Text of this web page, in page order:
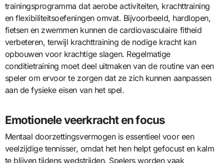
trainingsprogramma dat aerobe activiteiten, krachttraining
en flexibiliteitsoefeningen omvat. Bijvoorbeeld, hardlopen,
fietsen en zwemmen kunnen de cardiovasculaire fitheid
verbeteren, terwijl krachttraining de nodige kracht kan
opbouwen voor krachtige slagen. Regelmatige
conditietraining moet deel uitmaken van de routine van een
speler om ervoor te zorgen dat ze zich kunnen aanpassen
aan de fysieke eisen van het spel.
Emotionele veerkracht en focus
Mentaal doorzettingsvermogen is essentieel voor een
veelzijdige tennisser, omdat het hen helpt gefocust en kalm
te blijven tijdens wedstrijden. Spelers worden vaak